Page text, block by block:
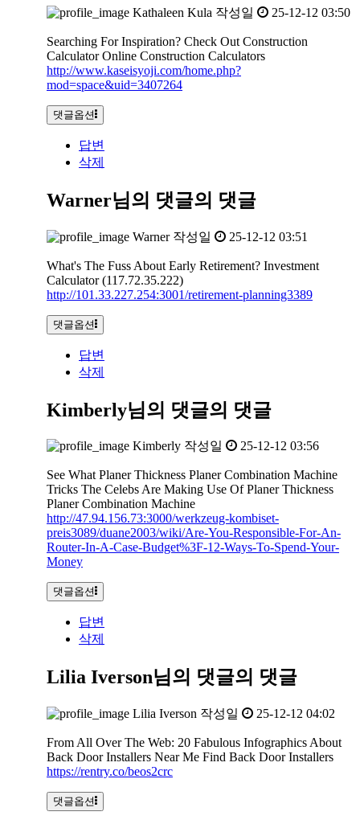
Kathaleen Kula 작성일 25-12-12 03:50
Searching For Inspiration? Check Out Construction
Calculator Online Construction Calculators
http://www.kaseisyoji.com/home.php?
mod=space&uid=3407264
댓글옵션
답변
삭제
Warner님의 댓글의 댓글
Warner 작성일 25-12-12 03:51
What's The Fuss About Early Retirement? Investment
Calculator (117.72.35.222)
http://101.33.227.254:3001/retirement-planning3389
댓글옵션
답변
삭제
Kimberly님의 댓글의 댓글
Kimberly 작성일 25-12-12 03:56
See What Planer Thickness Planer Combination Machine
Tricks The Celebs Are Making Use Of Planer Thickness
Planer Combination Machine
http://47.94.156.73:3000/werkzeug-kombiset-
preis3089/duane2003/wiki/Are-You-Responsible-For-An-
Router-In-A-Case-Budget%3F-12-Ways-To-Spend-Your-
Money
댓글옵션
답변
삭제
Lilia Iverson님의 댓글의 댓글
Lilia Iverson 작성일 25-12-12 04:02
From All Over The Web: 20 Fabulous Infographics About
Back Door Installers Near Me Find Back Door Installers
https://rentry.co/beos2crc
댓글옵션